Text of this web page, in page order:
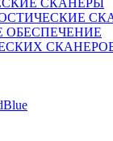
СКАНЕРЫ
ОБЕСПЕЧЕНИЕ